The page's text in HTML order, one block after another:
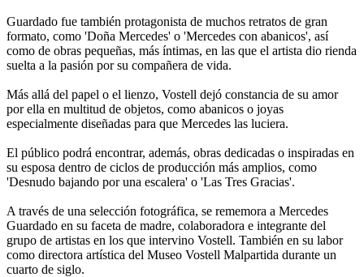
Guardado fue también protagonista de muchos retratos de gran
formato, como 'Doña Mercedes' o 'Mercedes con abanicos', así
como de obras pequeñas, más íntimas, en las que el artista dio rienda
suelta a la pasión por su compañera de vida.
Más allá del papel o el lienzo, Vostell dejó constancia de su amor
por ella en multitud de objetos, como abanicos o joyas
especialmente diseñadas para que Mercedes las luciera.
El público podrá encontrar, además, obras dedicadas o inspiradas en
su esposa dentro de ciclos de producción más amplios, como
'Desnudo bajando por una escalera' o 'Las Tres Gracias'.
A través de una selección fotográfica, se rememora a Mercedes
Guardado en su faceta de madre, colaboradora e integrante del
grupo de artistas en los que intervino Vostell. También en su labor
como directora artística del Museo Vostell Malpartida durante un
cuarto de siglo.